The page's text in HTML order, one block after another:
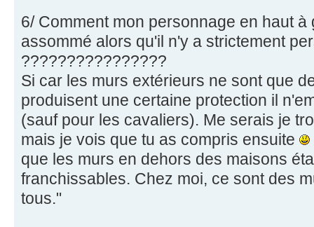
6/ Comment mon personnage en haut à
assommé alors qu'il n'y a strictement
????????????????
Si car les murs extérieurs ne sont que
produisent une certaine protection il
(sauf pour les cavaliers). Me serais je
mais je vois que tu as compris ensuite
que les murs en dehors des maisons
franchissables. Chez moi, ce sont des
tous."